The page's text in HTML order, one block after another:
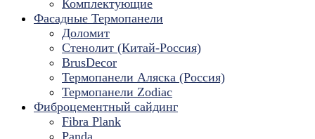
Комплектующие
Фасадные Термопанели
Доломит
Стенолит (Китай-Россия)
BrusDecor
Термопанели Аляска (Россия)
Термопанели Zodiac
Фиброцементный сайдинг
Fibra Plank
Panda